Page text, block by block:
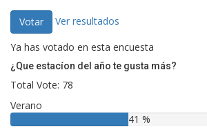
Votar Ver resultados
Ya has votado en esta encuesta
¿Que estacíon del año te gusta más?
Total Vote: 78
Verano
41 %